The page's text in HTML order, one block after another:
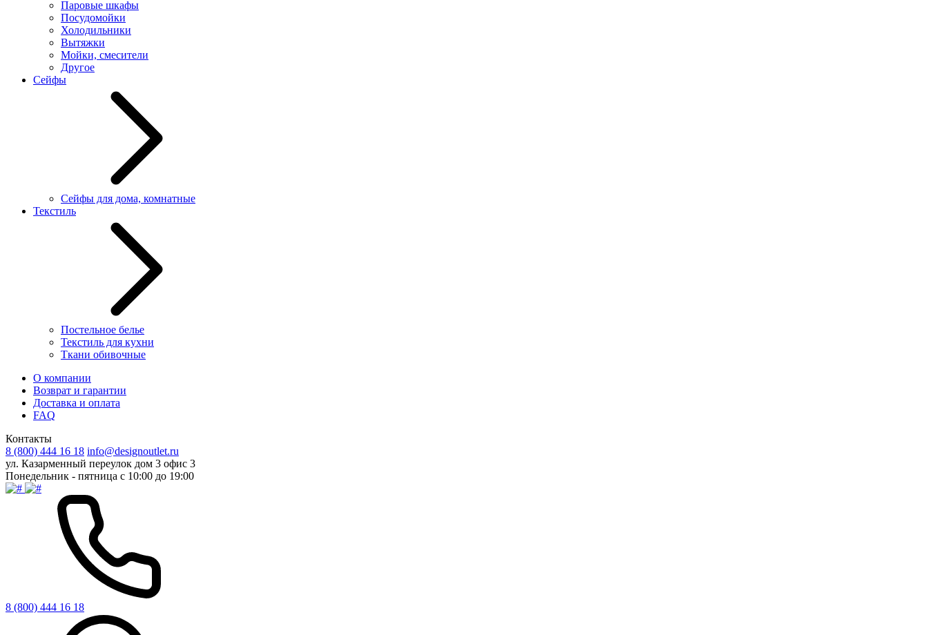
Паровые шкафы
Посудомойки
Холодильники
Вытяжки
Мойки, смесители
Другое
Сейфы
Сейфы для дома, комнатные
Текстиль
Постельное белье
Текстиль для кухни
Ткани обивочные
О компании
Возврат и гарантии
Доставка и оплата
FAQ
Контакты
8 (800) 444 16 18 info@designoutlet.ru
ул. Казарменный переулок дом 3 офис 3
Понедельник - пятница с 10:00 до 19:00
8 (800) 444 16 18